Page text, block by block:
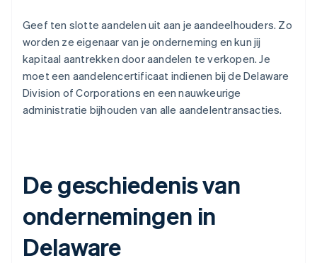
Geef ten slotte aandelen uit aan je aandeelhouders. Zo
worden ze eigenaar van je onderneming en kun jij
kapitaal aantrekken door aandelen te verkopen. Je
moet een aandelencertificaat indienen bij de Delaware
Division of Corporations en een nauwkeurige
administratie bijhouden van alle aandelentransacties.
De geschiedenis van
ondernemingen in
Delaware